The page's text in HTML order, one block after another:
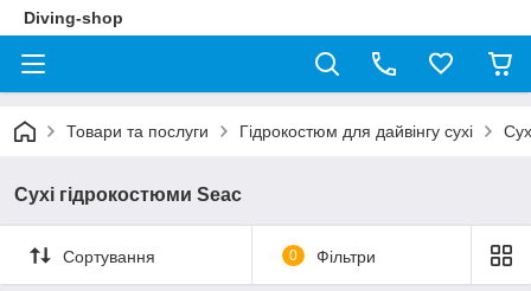
Diving-shop
Товари та послуги Гідрокостюм для дайвінгу сухі
Сухі гідрокостюми Seac
Сортування 0 Фільтри